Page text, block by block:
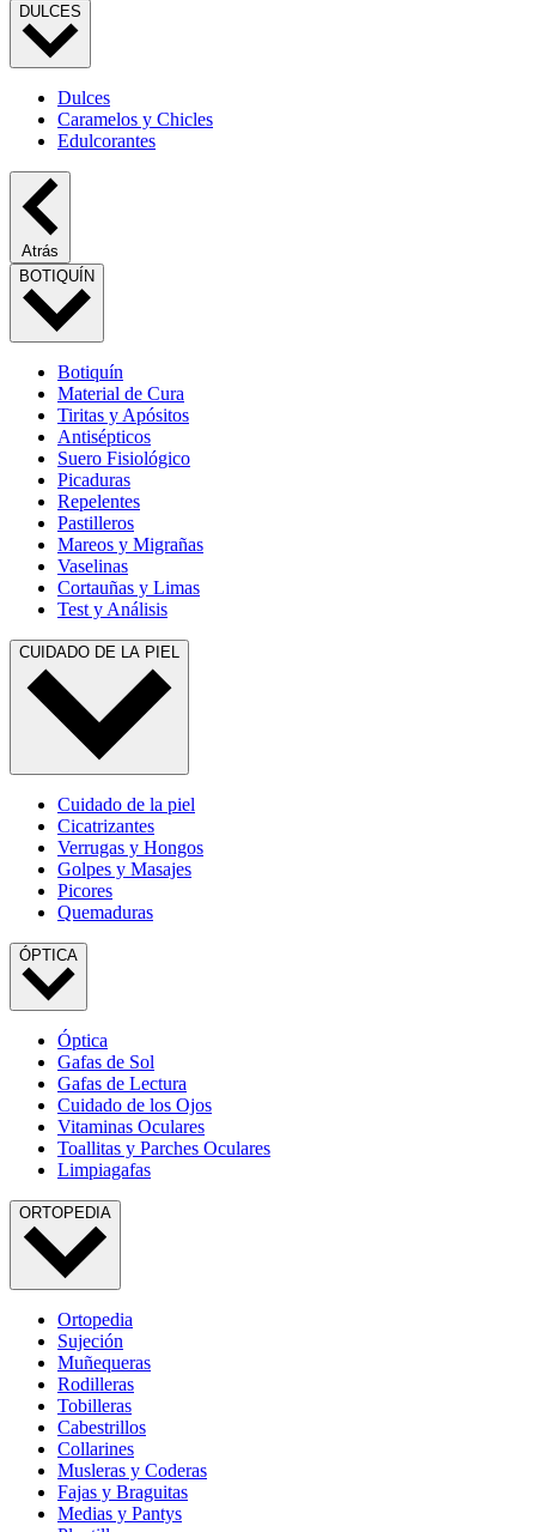
DULCES
Dulces
Caramelos y Chicles
Edulcorantes
Atrás
BOTIQUÍN
Botiquín
Material de Cura
Tiritas y Apósitos
Antisépticos
Suero Fisiológico
Picaduras
Repelentes
Pastilleros
Mareos y Migrañas
Vaselinas
Cortauñas y Limas
Test y Análisis
CUIDADO DE LA PIEL
Cuidado de la piel
Cicatrizantes
Verrugas y Hongos
Golpes y Masajes
Picores
Quemaduras
ÓPTICA
Óptica
Gafas de Sol
Gafas de Lectura
Cuidado de los Ojos
Vitaminas Oculares
Toallitas y Parches Oculares
Limpiagafas
ORTOPEDIA
Ortopedia
Sujeción
Muñequeras
Rodilleras
Tobilleras
Cabestrillos
Collarines
Musleras y Coderas
Fajas y Braguitas
Medias y Pantys